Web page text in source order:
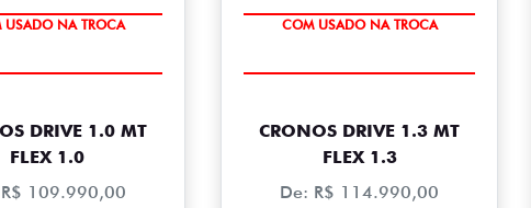
DRIVE 1.0 MT
FLEX 1.0
109.990,00
OPORTUNIDADE
CRONOS DRIVE 1.3 MT
FLEX 1.3
De: R$ 114.990,00